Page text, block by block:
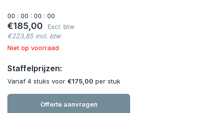
00 : 00 : 00 : 00
€185,00
Excl. btw
€223,85 incl. btw
Niet op voorraad
Staffelprijzen:
Vanaf 4 stuks voor €175,00 per stuk
Offerte aanvragen